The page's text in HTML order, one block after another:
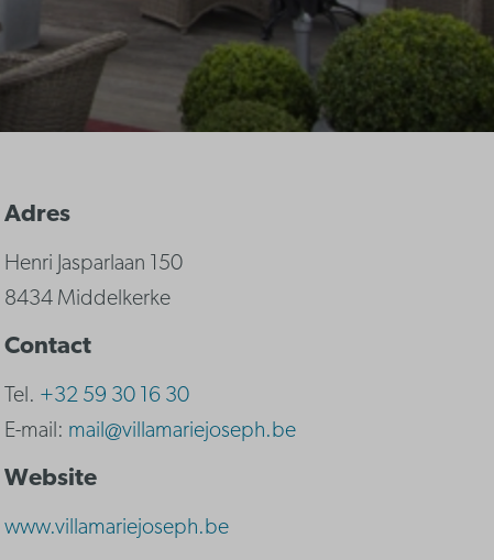
Adres
Henri Jasparlaan 150
8434 Middelkerke
Contact
Tel. +32 59 30 16 30
E-mail: mail@villamariejoseph.be
Website
www.villamariejoseph.be